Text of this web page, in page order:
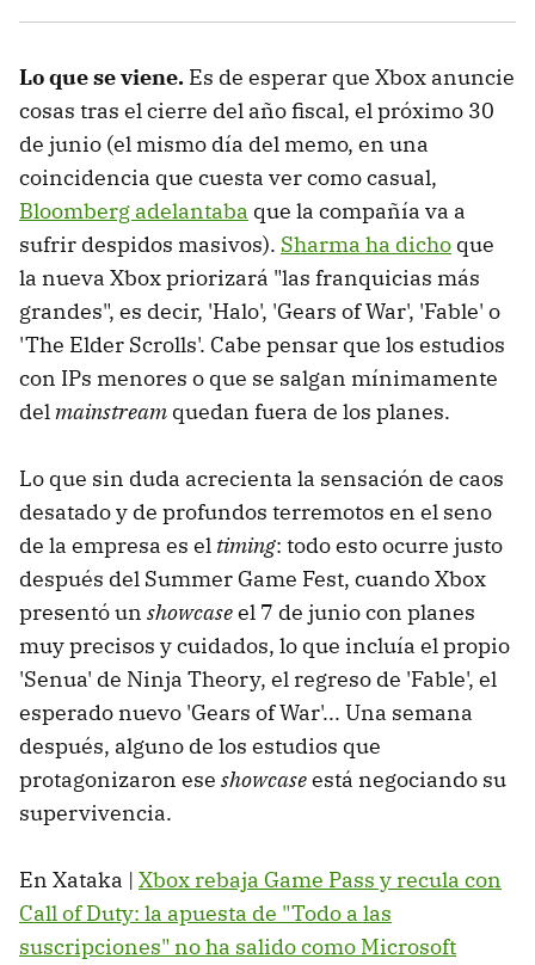
Lo que se viene. Es de esperar que Xbox anuncie
cosas tras el cierre del año fiscal, el próximo 30
de junio (el mismo día del memo, en una
coincidencia que cuesta ver como casual,
Bloomberg adelantaba que la compañía va a
sufrir despidos masivos). Sharma ha dicho que
la nueva Xbox priorizará "las franquicias más
grandes", es decir, 'Halo', 'Gears of War', 'Fable' o
'The Elder Scrolls'. Cabe pensar que los estudios
con IPs menores o que se salgan mínimamente
delmainstream quedan fuera de los planes.
Lo que sin duda acrecienta la sensación de caos
desatado y de profundos terremotos en el seno
de la empresa es el timing: todo esto ocurre justo
después del Summer Game Fest, cuando Xbox
presentó un showcaseel 7 de junio con planes
muy precisos y cuidados, lo que incluía el propio
'Senua' de Ninja Theory, el regreso de 'Fable', el
esperado nuevo 'Gears of War'... Una semana
después, alguno de los estudios que
protagonizaron ese showcaseestá negociando su
supervivencia.
En Xataka | Xbox rebaja Game Pass y recula con
Call of Duty: la apuesta de "Todo a las
suscripciones" no ha salido como Microsoft